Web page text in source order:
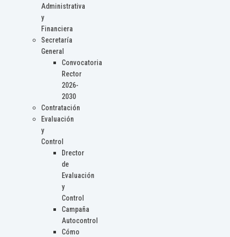
Administrativa
y
Financiera
Secretaría
General
Convocatoria
Rector
2026-
2030
Contratación
Evaluación
y
Control
Drector
de
Evaluación
y
Control
Campaña
Autocontrol
Cómo